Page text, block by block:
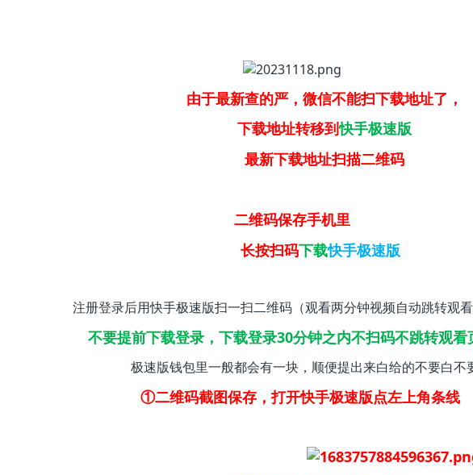
由于最新查的严，微信不能扫下载地址了，
下载地址转移到快手极速版
最新下载地址扫描二维码
二维码保存手机里
长按扫码下载快手极速版
注册登录后用快手极速版扫一扫二维码（观看两分钟视频自动跳转观
不要提前下载登录，下载登录30分钟之内不扫码不跳转观看
极速版钱包里一般都会有一块，顺便提出来白给的不要白不
①二维码截图保存，打开快手极速版点左上角条线